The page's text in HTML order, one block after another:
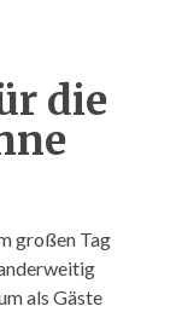
die
großen Tag
als Gäste